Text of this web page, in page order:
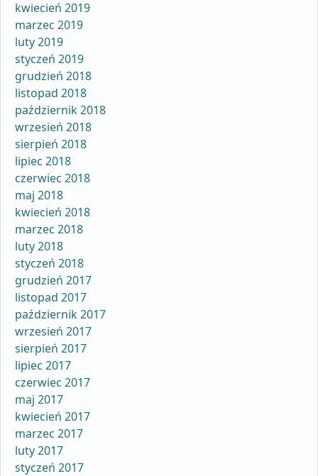
kwiecień 2019
marzec 2019
luty 2019
styczeń 2019
grudzień 2018
listopad 2018
październik 2018
wrzesień 2018
sierpień 2018
lipiec 2018
czerwiec 2018
maj 2018
kwiecień 2018
marzec 2018
luty 2018
styczeń 2018
grudzień 2017
listopad 2017
październik 2017
wrzesień 2017
sierpień 2017
lipiec 2017
czerwiec 2017
maj 2017
kwiecień 2017
marzec 2017
luty 2017
styczeń 2017